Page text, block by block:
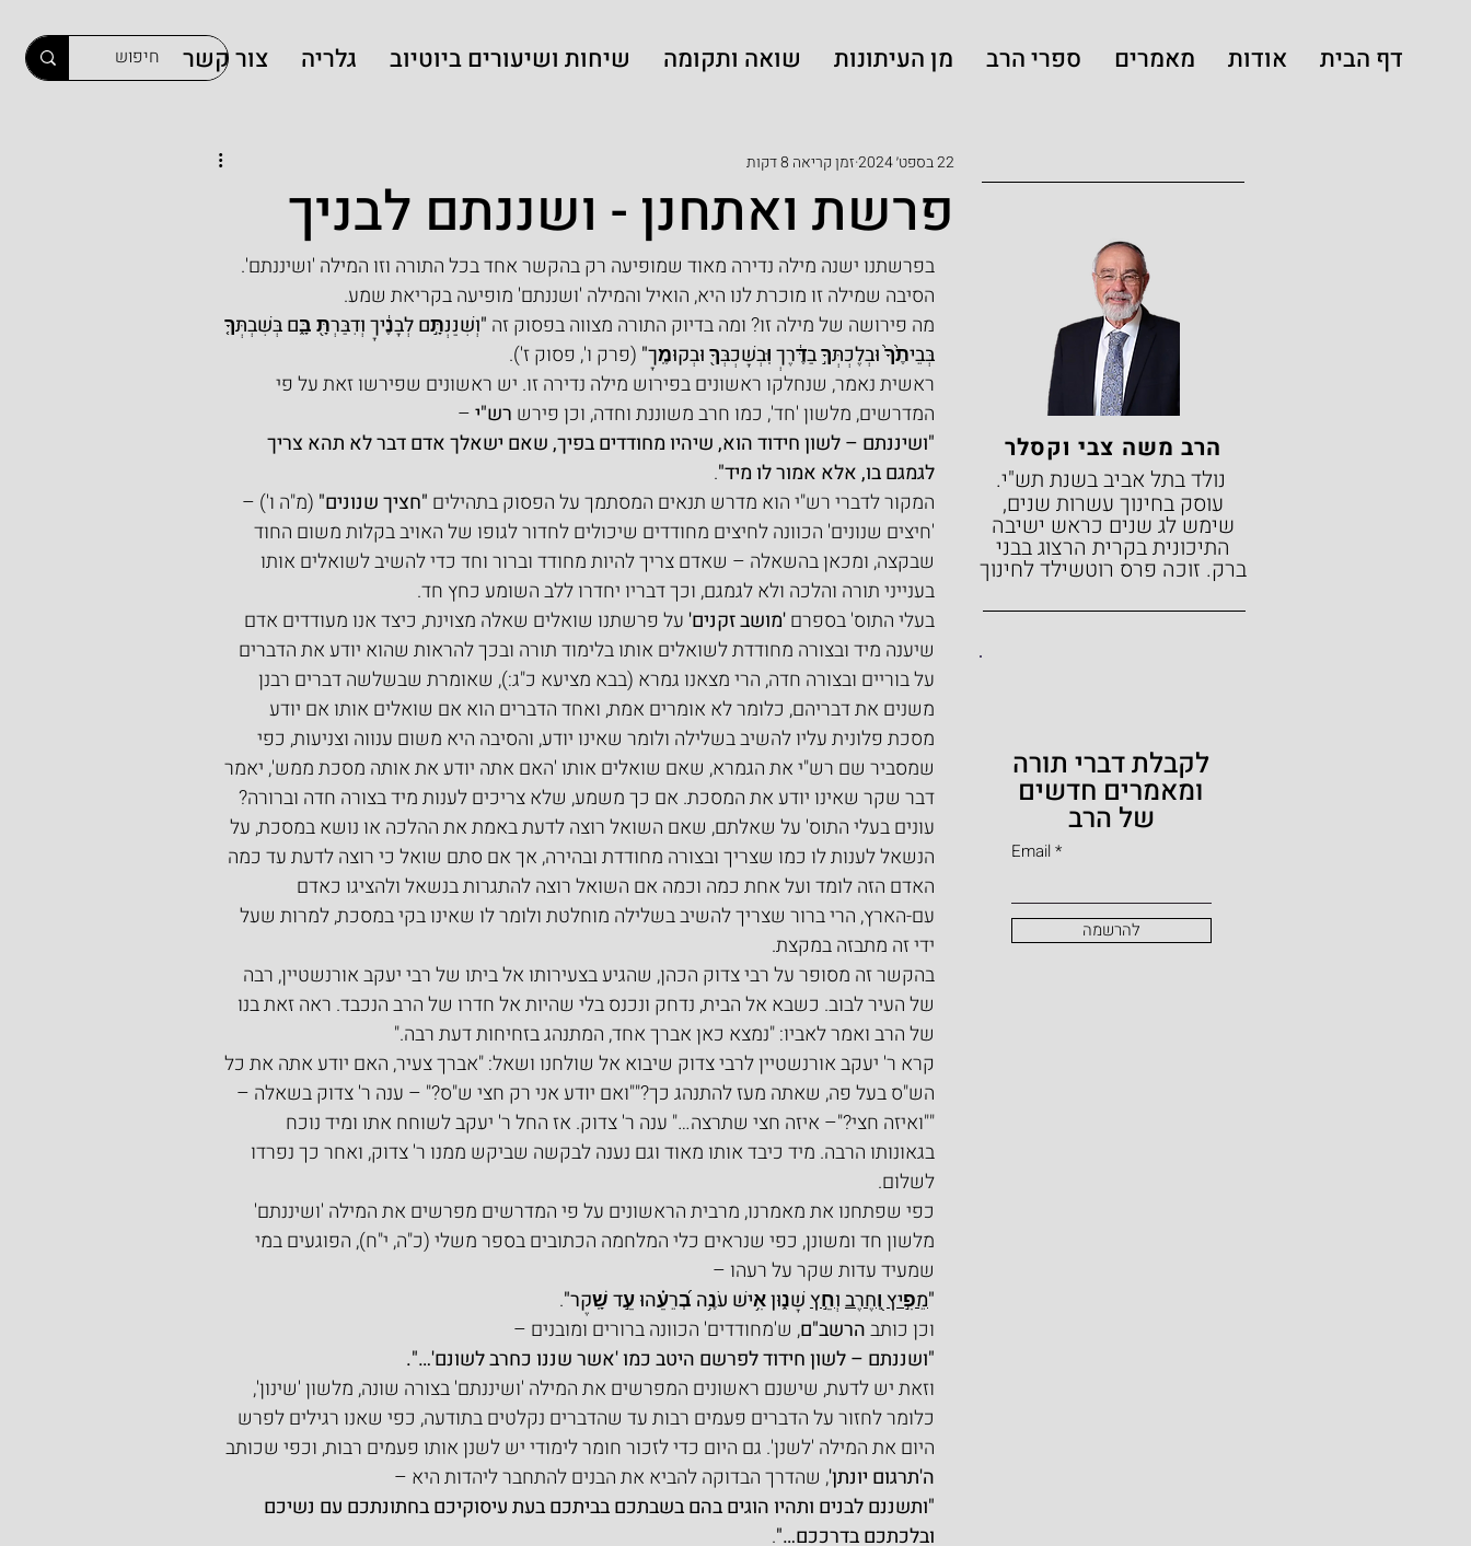
דף הבית אודות מאמרים ספרי הרב מן העיתונות שואה ותקומה שיחות ושיעורים ביוטיוב גלריה צור קשר
פרשת ואתחנן - ושננתם לבניך
22 בספט׳ 2024 זמן קריאה 8 דקות
בפרשתנו ישנה מילה נדירה מאוד שמופיעה רק בהקשר אחד בכל התורה וזו המילה 'ושיננתם'.
הסיבה שמילה זו מוכרת לנו היא, הואיל והמילה 'ושננתם' מופיעה בקריאת שמע.
מה פירושה של מילה זו? ומה בדיוק התורה מצווה בפסוק זה "וְשִׁנַּנְתָּ֣ם לְבָנֶ֔יךָ וְדִבַּרְתָּ֖ בָּ֑ם בְּשִׁבְתְּךָ֤
בְּבֵיתֶ֙ךָ֙ וּבְלֶכְתְּךָ֣ בַדֶּ֔רֶךְ וּֽבְשָׁכְבְּךָ֖ וּבְקוּמֶֽךָ" (פרק ו', פסוק ז').
ראשית נאמר, שנחלקו ראשונים בפירוש מילה נדירה זו. יש ראשונים שפירשו זאת על פי
המדרשים, מלשון 'חד', כמו חרב משוננת וחדה, וכן פירש רש"י –
"ושיננתם – לשון חידוד הוא, שיהיו מחודדים בפיך, שאם ישאלך אדם דבר לא תהא צריך
לגמגם בו, אלא אמור לו מיד".
המקור לדברי רש"י הוא מדרש תנאים המסתמך על הפסוק בתהילים "חציך שנונים" (מ"ה ו') –
'חיצים שנונים' הכוונה לחיצים מחודדים שיכולים לחדור לגופו של האויב בקלות משום החוד
שבקצה, ומכאן בהשאלה – שאדם צריך להיות מחודד וברור וחד כדי להשיב לשואלים אותו
בענייני תורה והלכה ולא לגמגם, וכך דבריו יחדרו ללב השומע כחץ חד.
בעלי התוס' בספרם 'מושב זקנים' על פרשתנו שואלים שאלה מצוינת, כיצד אנו מעודדים אדם
שיענה מיד ובצורה מחודדת לשואלים אותו בלימוד תורה ובכך להראות שהוא יודע את הדברים
על בוריים ובצורה חדה, הרי מצאנו גמרא (בבא מציעא כ"ג:), שאומרת שבשלשה דברים רבנן
משנים את דבריהם, כלומר לא אומרים אמת, ואחד הדברים הוא אם שואלים אותו אם יודע
מסכת פלונית עליו להשיב בשלילה ולומר שאינו יודע, והסיבה היא משום ענווה וצניעות, כפי
שמסביר שם רש"י את הגמרא, שאם שואלים אותו 'האם אתה יודע את אותה מסכת ממש', יאמר
דבר שקר שאינו יודע את המסכת. אם כך משמע, שלא צריכים לענות מיד בצורה חדה וברורה?
עונים בעלי התוס' על שאלתם, שאם השואל רוצה לדעת באמת את ההלכה או נושא במסכת, על
הנשאל לענות לו כמו שצריך ובצורה מחודדת ובהירה, אך אם סתם שואל כי רוצה לדעת עד כמה
האדם הזה לומד ועל אחת כמה וכמה אם השואל רוצה להתגרות בנשאל ולהציגו כאדם
עם-הארץ, הרי ברור שצריך להשיב בשלילה מוחלטת ולומר לו שאינו בקי במסכת, למרות שעל
ידי זה מתבזה במקצת.
בהקשר זה מסופר על רבי צדוק הכהן, שהגיע בצעירותו אל ביתו של רבי יעקב אורנשטיין, רבה
של העיר לבוב. כשבא אל הבית, נדחק ונכנס בלי שהיות אל חדרו של הרב הנכבד. ראה זאת בנו
של הרב ואמר לאביו: "נמצא כאן אברך אחד, המתנהג בזחיחות דעת רבה."
קרא ר' יעקב אורנשטיין לרבי צדוק שיבוא אל שולחנו ושאל: "אברך צעיר, האם יודע אתה את כל
הש"ס בעל פה, שאתה מעז להתנהג כך?""ואם יודע אני רק חצי ש"ס?" – ענה ר' צדוק בשאלה –
""ואיזה חצי?"– איזה חצי שתרצה…" ענה ר' צדוק. אז החל ר' יעקב לשוחח אתו ומיד נוכח
בגאונותו הרבה. מיד כיבד אותו מאוד וגם נענה לבקשה שביקש ממנו ר' צדוק, ואחר כך נפרדו
לשלום.
כפי שפתחנו את מאמרנו, מרבית הראשונים על פי המדרשים מפרשים את המילה 'ושיננתם'
מלשון חד ומשונן, כפי שנראים כלי המלחמה הכתובים בספר משלי (כ"ה, י"ח), הפוגעים במי
שמעיד עדות שקר על רעהו –
"מֵפִ֣יץ וְ֭חֶרֶב וְחֵ֣ץ שָׁנ֑וּן אִ֥ישׁ עֹנֶ֥ה בְ֝רֵעֵ֗הוּ עֵ֣ד שָֽׁקֶר".
וכן כותב הרשב"ם, ש'מחודדים' הכוונה ברורים ומובנים –
"ושננתם – לשון חידוד לפרשם היטב כמו 'אשר שננו כחרב לשונם'…".
וזאת יש לדעת, שישנם ראשונים המפרשים את המילה 'ושיננתם' בצורה שונה, מלשון 'שינון',
כלומר לחזור על הדברים פעמים רבות עד שהדברים נקלטים בתודעה, כפי שאנו רגילים לפרש
היום את המילה 'לשנן'. גם היום כדי לזכור חומר לימודי יש לשנן אותו פעמים רבות, וכפי שכותב
ה'תרגום יונתן', שהדרך הבדוקה להביא את הבנים להתחבר ליהדות היא –
"ותשננם לבנים ותהיו הוגים בהם בשבתכם בביתכם בעת עיסוקיכם בחתונתכם עם נשיכם
ובלכתכם בדרככם…".
הרב משה צבי וקסלר
נולד בתל אביב בשנת תש"י.
עוסק בחינוך עשרות שנים,
שימש לג שנים כראש ישיבה
התיכונית בקרית הרצוג בבני
ברק. זוכה פרס רוטשילד לחינוך
לקבלת דברי תורה
ומאמרים חדשים
של הרב
Email
להרשמה